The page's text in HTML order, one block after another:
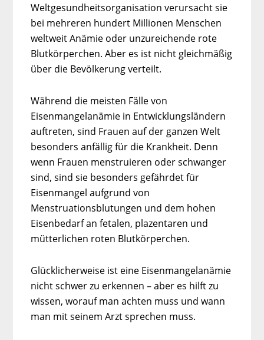
Weltgesundheitsorganisation verursacht sie
bei mehreren hundert Millionen Menschen
weltweit Anämie oder unzureichende rote
Blutkörperchen. Aber es ist nicht gleichmäßig
über die Bevölkerung verteilt.
Während die meisten Fälle von
Eisenmangelanämie in Entwicklungsländern
auftreten, sind Frauen auf der ganzen Welt
besonders anfällig für die Krankheit. Denn
wenn Frauen menstruieren oder schwanger
sind, sind sie besonders gefährdet für
Eisenmangel aufgrund von
Menstruationsblutungen und dem hohen
Eisenbedarf an fetalen, plazentaren und
mütterlichen roten Blutkörperchen.
Glücklicherweise ist eine Eisenmangelanämie
nicht schwer zu erkennen – aber es hilft zu
wissen, worauf man achten muss und wann
man mit seinem Arzt sprechen muss.